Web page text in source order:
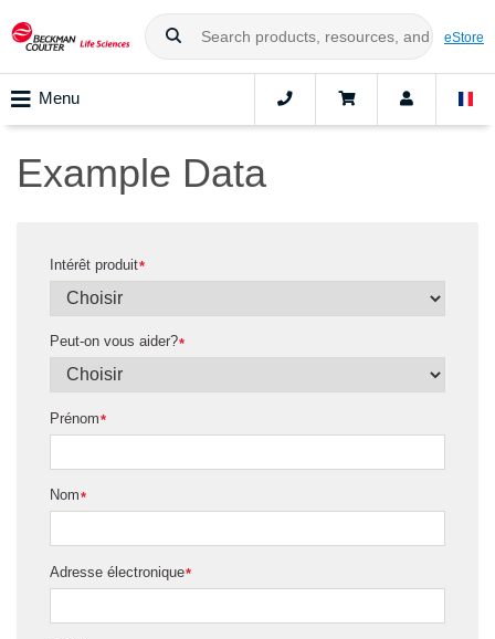
eStore
Menu
Example Data
*
Intérêt produit
*
Peut-on vous aider?
*
Prénom
*
Nom
*
Adresse électronique